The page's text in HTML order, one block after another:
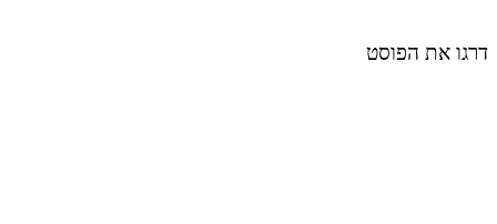
דרגו את הפוסט